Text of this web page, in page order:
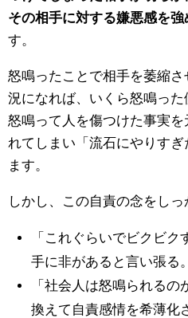
その相手に対する嫌悪感を強
す。
怒鳴ったことで相手を萎縮
況になれば、いくら怒鳴った
怒鳴って人を傷つけた事実
れてしまい「流石にやりす
ます。
しかし、この自責の念をし
「これぐらいでビクビ
手に非があると言い張る。
「社会人は怒鳴られる
換えて自責感情を希薄化